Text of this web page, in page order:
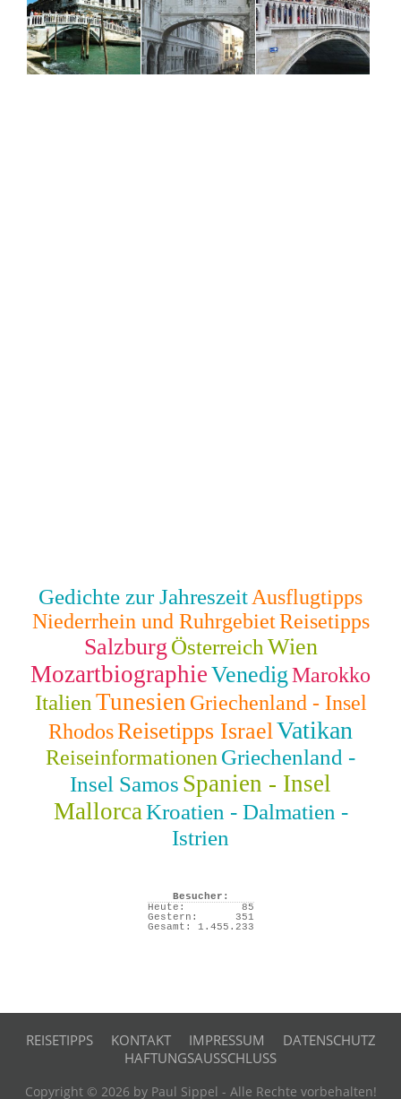
Gedichte zur Jahreszeit Ausflugtipps
Niederrhein und RuhrgebietReisetipps
Salzburg Österreich Wien
MozartbiographieVenedigMarokko
Italien Tunesien Griechenland - Insel
RhodosReisetipps IsraelVatikan
Reiseinformationen Griechenland -
Insel Samos Spanien - Insel
MallorcaKroatien - Dalmatien -
Istrien
Besucher:
Heute:
85
Gestern:
351
Gesamt:
1.455.233
REISETIPPS KONTAKT IMPRESSUM
DATENSCHUTZ
HAFTUNGSAUSSCHLUSS
Copyright © 2026 by Paul Sippel - Alle Rechte vorbehalten!